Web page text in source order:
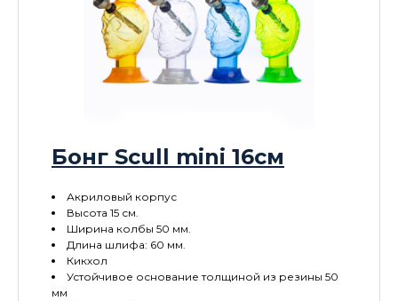
Бонг Scull mini 16см
Акриловый корпус
Высота 15 см.
Ширина колбы 50 мм.
Длина шлифа: 60 мм.
Кикхол
Устойчивое основание толщиной из резины 50
мм